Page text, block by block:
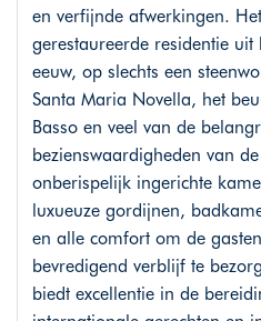
en verfijnde afwerkingen.
gerestaureerde residentie
eeuw, op slechts een
Santa Maria Novella, het
Basso en veel van de
bezienswaardigheden van
onberispelijk ingerichte
luxueuze gordijnen,
en alle comfort om de
bevredigend verblijf te
biedt excellentie in de